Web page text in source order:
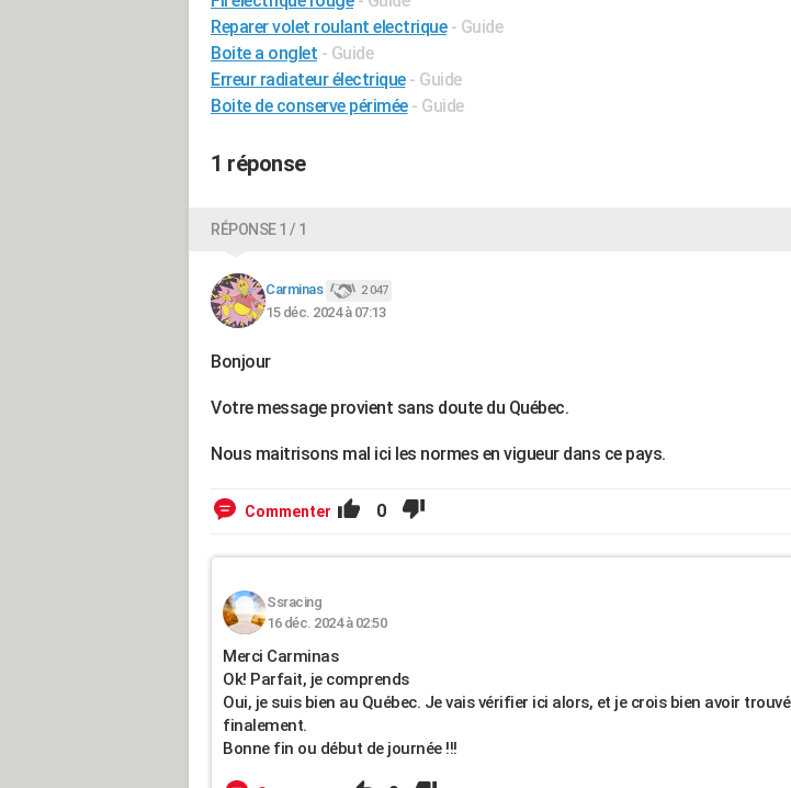
Reparer volet roulant electrique - Guide
Boite a onglet - Guide
Erreur radiateur électrique - Guide
Boite de conserve périmée - Guide
1 réponse
RÉPONSE 1 / 1
Carminas 2 047
15 déc. 2024 à 07:13
Bonjour
Votre message provient sans doute du Québec.
Nous maitrisons mal ici les normes en vigueur dans ce pays.
Commenter 0
Ssracing
16 déc. 2024 à 02:50
Merci Carminas
Ok! Parfait, je comprends
Oui, je suis bien au Québec. Je vais vérifier ici alors, et je crois bien avoir trouvé
finalement.
Bonne fin ou début de journée !!!